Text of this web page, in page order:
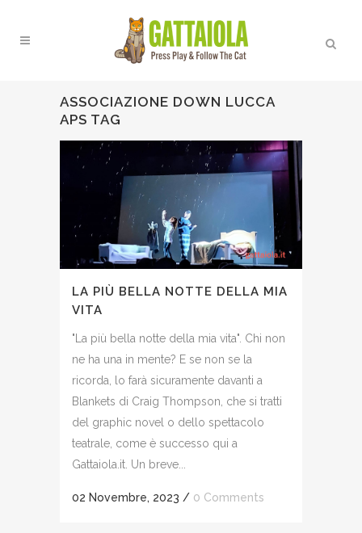
ASSOCIAZIONE DOWN LUCCA
APS TAG
LA PIÙ BELLA NOTTE DELLA MIA
VITA
"La più bella notte della mia vita". Chi non
ne ha una in mente? E se non se la
ricorda, lo farà sicuramente davanti a
Blankets di Craig Thompson, che si tratti
del graphic novel o dello spettacolo
teatrale, come è successo qui a
Gattaiola.it. Un breve...
02 Novembre, 2023 / 0 Comments